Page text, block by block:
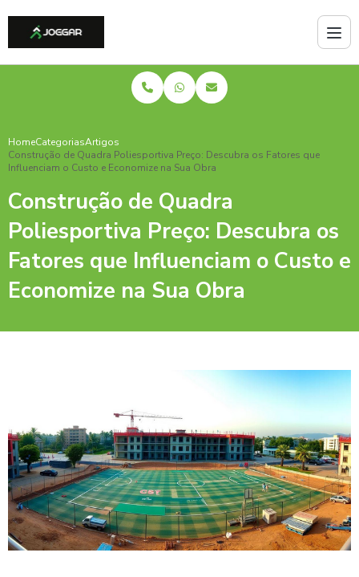
HomeCategoriasArtigos
Construção de Quadra Poliesportiva Preço: Descubra os Fatores que
Influenciam o Custo e Economize na Sua Obra
Construção de Quadra
Poliesportiva Preço: Descubra os
Fatores que Influenciam o Custo e
Economize na Sua Obra